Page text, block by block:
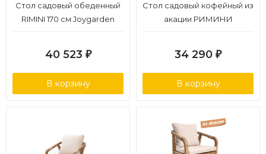
Стол садовый обеденный
RIMINI 170 см Joygarden
40 523 ₽
В корзину
Стол садовый кофейный из
акации РИМИНИ
34 290 ₽
В корзину